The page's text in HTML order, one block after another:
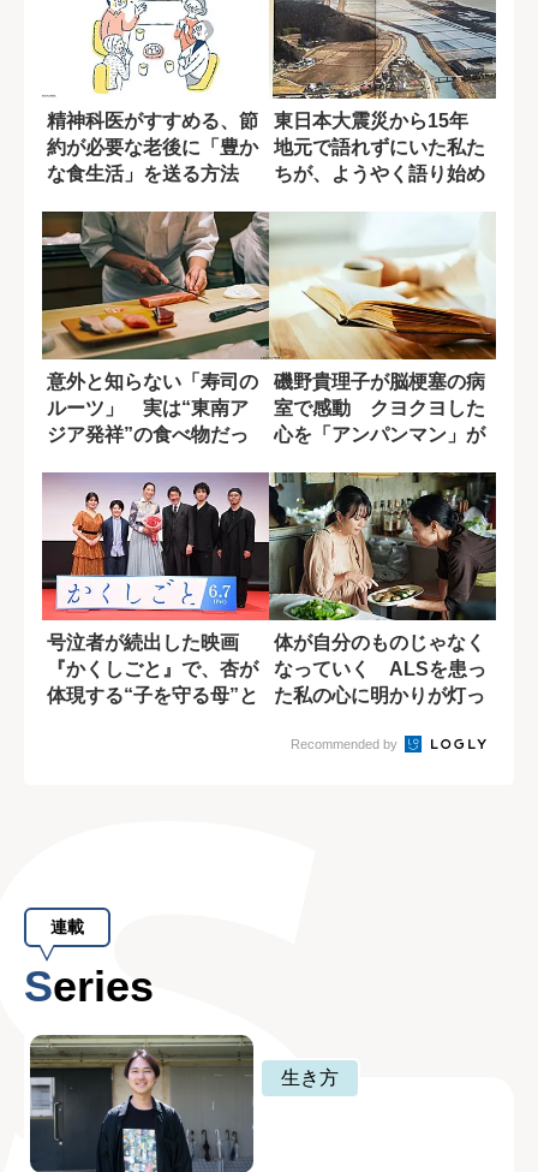
精神科医がすすめる、節
約が必要な老後に「豊か
な食生活」を送る方法
東日本大震災から15年
地元で語れずにいた私た
ちが、ようやく語り始め
意外と知らない「寿司の
ルーツ」 実は“東南ア
ジア発祥”の食べ物だっ
磯野貴理子が脳梗塞の病
室で感動 クヨクヨした
心を「アンパンマン」が
号泣者が続出した映画
『かくしごと』で、杏が
体現する“子を守る母”と
体が自分のものじゃなく
なっていく ALSを患っ
た私の心に明かりが灯っ
Recommended by
連載
Series
生き方